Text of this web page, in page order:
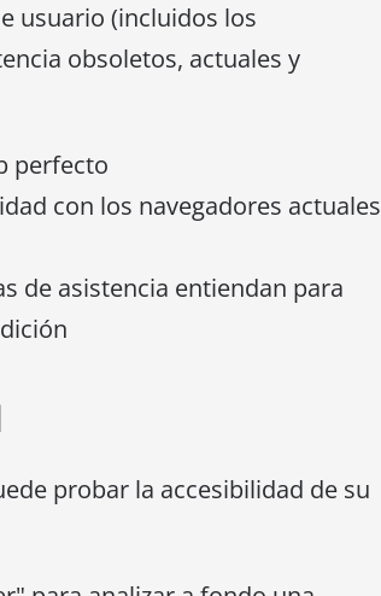
usuario (incluidos los
obsoletos, actuales y
perfecto
con los navegadores actuales
de asistencia entiendan para
probar la accesibilidad de su